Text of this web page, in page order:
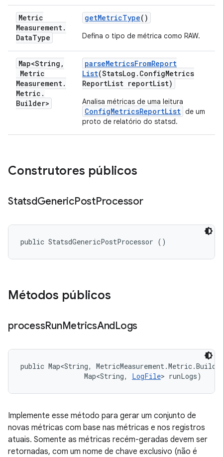
Metric
Measurement.
DataType
getMetricType()
Defina o tipo de métrica como RAW.
Map<String ,
Metric
Measurement.
Metric .
Builder>
parseMetricsFromReport
List(StatsLog . ConfigMetrics
ReportList reportList)
Analisa métricas de uma leitura
ConfigMetricsReportList de um
proto de relatório do statsd.
Construtores públicos
StatsdGenericPostProcessor
public StatsdGenericPostProcessor ()
Métodos públicos
processRunMetricsAndLogs
public Map<String,
                Map<String,
LogFile> runLogs)
Implemente esse método para gerar um conjunto de
novas métricas com base nas métricas e nos registros
atuais. Somente as métricas recém-geradas devem ser
retornadas, com um nome de chave exclusivo (não é